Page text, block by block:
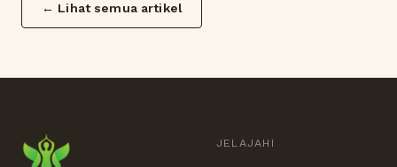
← Lihat semua artikel
JELAJAHI